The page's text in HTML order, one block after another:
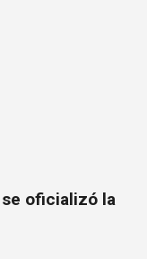
oficializó la